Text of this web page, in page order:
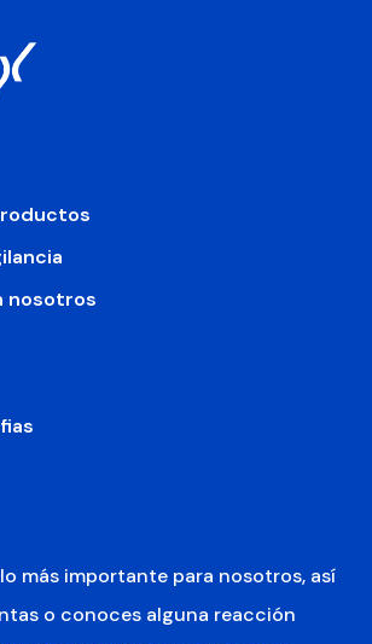
nosotros
más importante para nosotros, así
o conoces alguna reacción